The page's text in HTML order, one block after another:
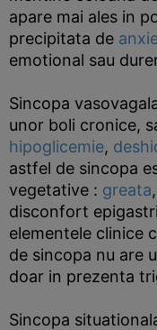
apare mai ales in
precipitata de
emotional sau
Sincopa
unor boli cronice,
hipoglicemie,
astfel de sincopa
vegetative : greata
disconfort
elementele clinice
de sincopa nu are
doar in prezenta
Sincopa